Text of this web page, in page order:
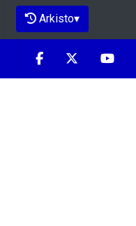
Arkisto▾